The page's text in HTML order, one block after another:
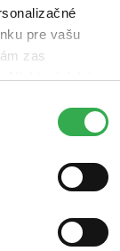
pre vašu
zas
Niektoré údaje
Ďakujeme!